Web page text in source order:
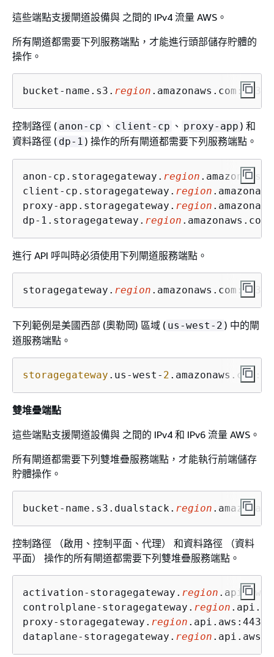
這些端點支援閘道設備與 之間的 IPv4 流量 AWS。
所有閘道都需要下列服務端點，才能進行頭部儲存貯體的
操作。
bucket-name.s3. region .amazonaws.com:443
控制路徑 ( anon-cp 、 client-cp 、 proxy-app ) 和
資料路徑 ( dp-1 ) 操作的所有閘道都需要下列服務端點。
anon-cp.storagegateway. region
client-cp.storagegateway. region
proxy-app.storagegateway. region
dp-1.storagegateway. region
進行 API 呼叫時必須使用下列閘道服務端點。
storagegateway. region .amazonaws.com:443
下列範例是美國西部 (奧勒岡) 區域 ( us-west-2 ) 中的閘
道服務端點。
storagegateway .us-west- 2 .amazonaws.com:
雙堆疊端點
這些端點支援閘道設備與 之間的 IPv4 和 IPv6 流量 AWS。
所有閘道都需要下列雙堆疊服務端點，才能執行前端儲存
貯體操作。
bucket-name.s3.dualstack. region
控制路徑 （啟用、控制平面、代理） 和資料路徑 （資料
平面） 操作的所有閘道都需要下列雙堆疊服務端點。
activation-storagegateway. region
controlplane-storagegateway. region
proxy-storagegateway. region .api.aws:443
dataplane-storagegateway. region